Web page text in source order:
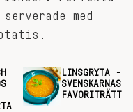
med
LINSGRYTA -
SVENSKARNAS
FAVORITRÄTT